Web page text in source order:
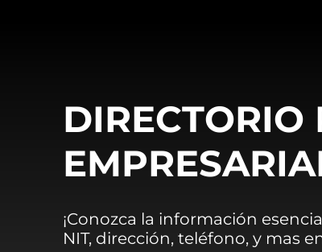
DIRECTORIO
¡Conozca la información
NIT, dirección, teléfono, y mas